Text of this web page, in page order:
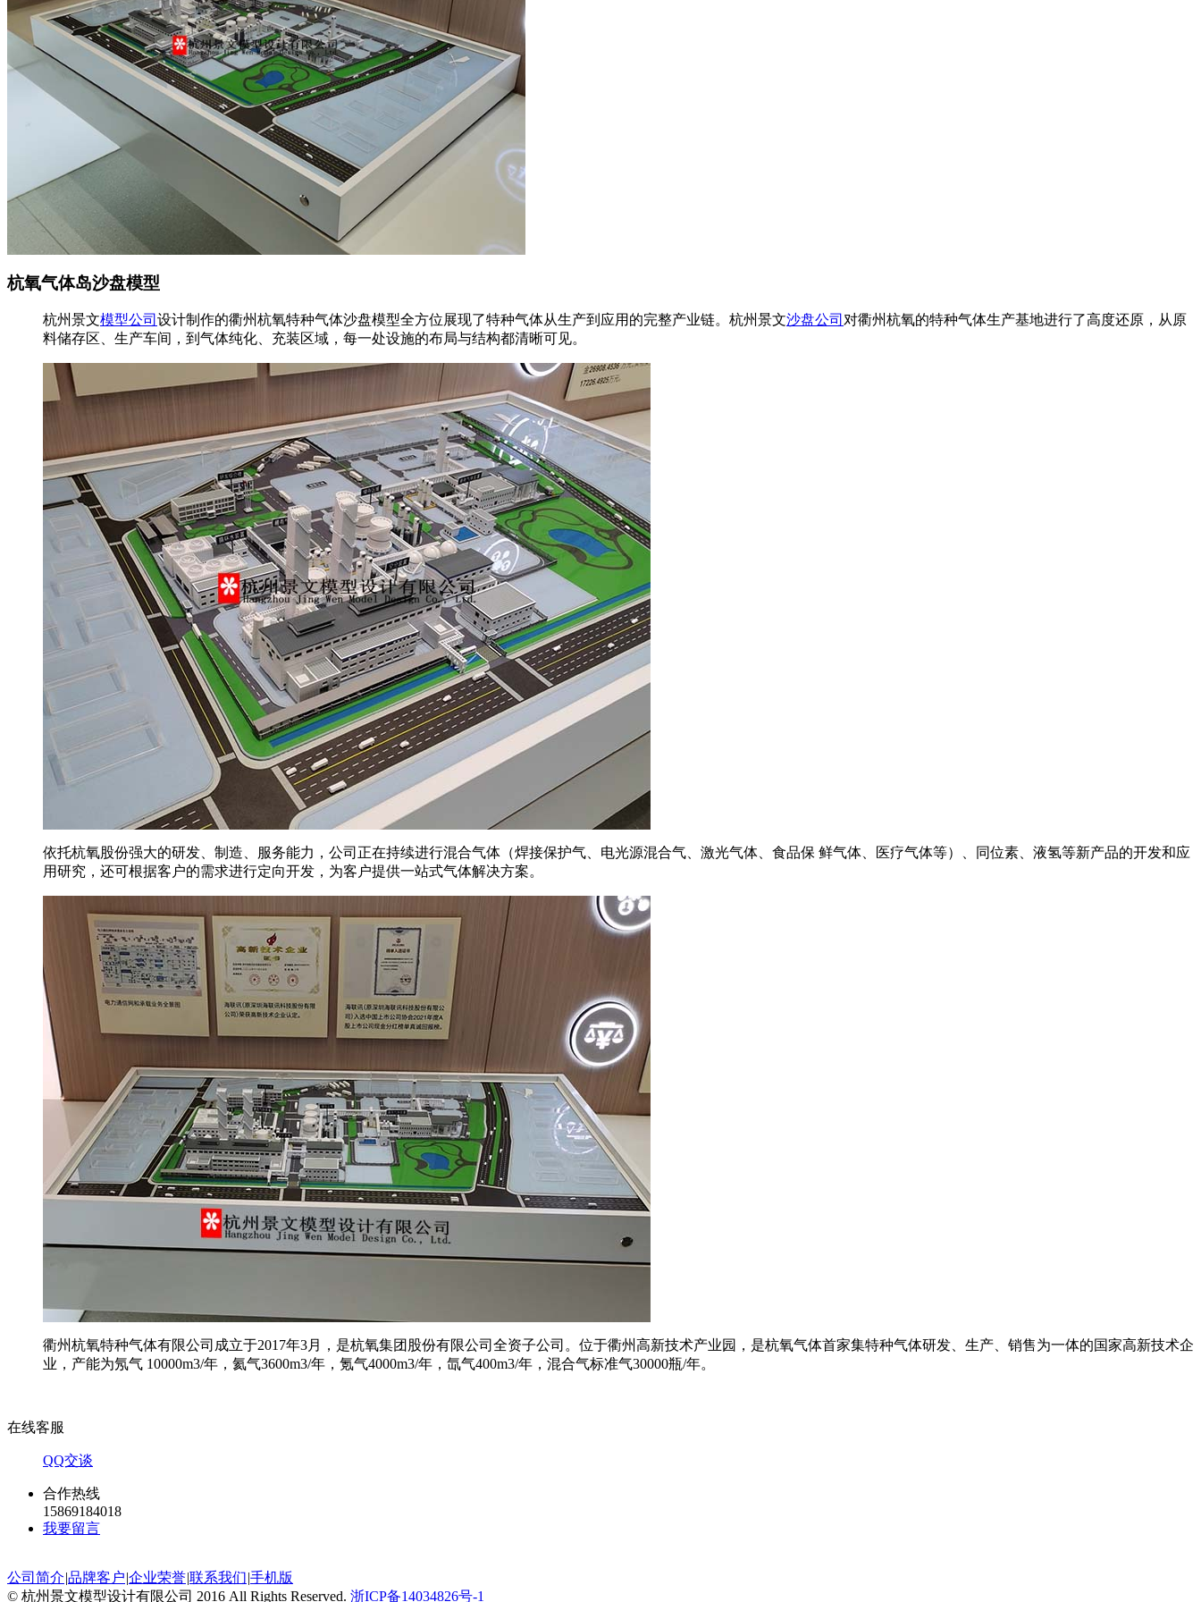
杭氧气体岛沙盘模型
杭州景文模型公司 设计制作的衢州杭氧特种气体沙盘模型全方位展现了特种气体从生产到应用的完整产业链。杭州景文沙盘公司 对衢州杭氧的特种气体生产基地进行了高度还原，从原
料储存区、生产车间，到气体纯化、充装区域，每一处设施的布局与结构都清晰可见。
依托杭氧股份强大的研发、制造、服务能力，公司正在持续进行混合气体（焊接保护气、电光源混合气、激光气体、食品保 鲜气体、医疗气体等）、同位素、液氢等新产品的开发和应
用研究，还可根据客户的需求进行定向开发，为客户提供一站式气体解决方案。
衢州杭氧特种气体有限公司成立于2017年3月，是杭氧集团股份有限公司全资子公司。位于衢州高新技术产业园，是杭氧气体首家集特种气体研发、生产、销售为一体的国家高新技术企
业，产能为氖气 10000m3/年，氦气3600m3/年，氪气4000m3/年，氙气400m3/年，混合气标准气30000瓶/年。
在线客服
QQ交谈
合作热线
15869184018
我要留言
公司简介|品牌客户|企业荣誉|联系我们|手机版
© 杭州景文模型设计有限公司 2016 All Rights Reserved. 浙ICP备14034826号-1